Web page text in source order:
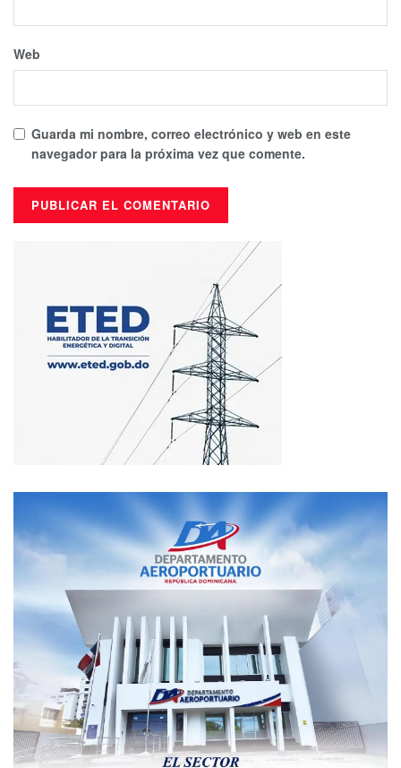
Web
Guarda mi nombre, correo electrónico y web en este
navegador para la próxima vez que comente.